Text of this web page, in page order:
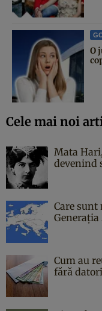
O
Cele mai noi
Mata
devenind
Care
Generația
Cum au
fără